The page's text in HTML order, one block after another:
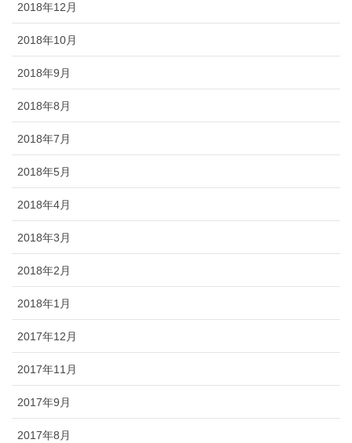
2018年12月
2018年10月
2018年9月
2018年8月
2018年7月
2018年5月
2018年4月
2018年3月
2018年2月
2018年1月
2017年12月
2017年11月
2017年9月
2017年8月